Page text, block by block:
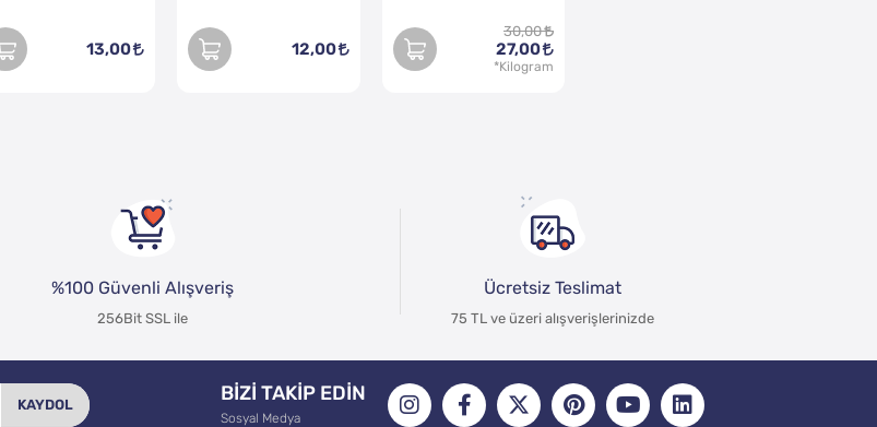
13,00 12,00
30,00
27,00
%100 Güvenli Alışveriş
256Bit SSL ile
Ücretsiz Teslimat
75 TL ve üzeri alışverişlerinizde
KAYDOL
BİZİ TAKİP EDİN
Sosyal Medya